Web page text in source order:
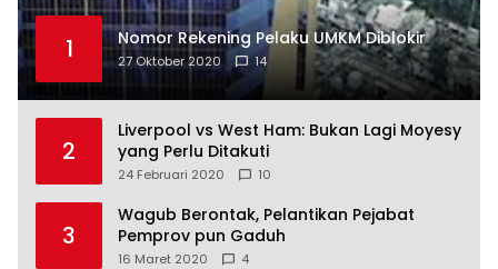
1 Nomor Rekening Pelaku UMKM Diblokir
27 Oktober 2020 14
2
Liverpool vs West Ham: Bukan Lagi Moyesy
yang Perlu Ditakuti
24 Februari 2020 10
3
Wagub Berontak, Pelantikan Pejabat
Pemprov pun Gaduh
16 Maret 2020 4